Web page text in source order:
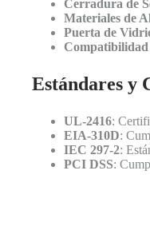
Cerradura de
Materiales de
Puerta de
Estándares y
UL-2416:
EIA-310D:
IEC 297-2:
PCI DSS: